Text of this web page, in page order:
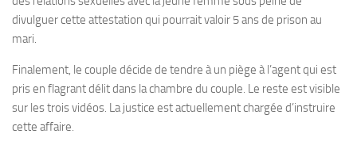
divulguer cette attestation qui pourrait valoir 5 ans de prison au
mari.
Finalement, le couple décide de tendre à un piège à l’agent qui est
pris en flagrant délit dans la chambre du couple. Le reste est visible
sur les trois vidéos. La justice est actuellement chargée d’instruire
cette affaire.